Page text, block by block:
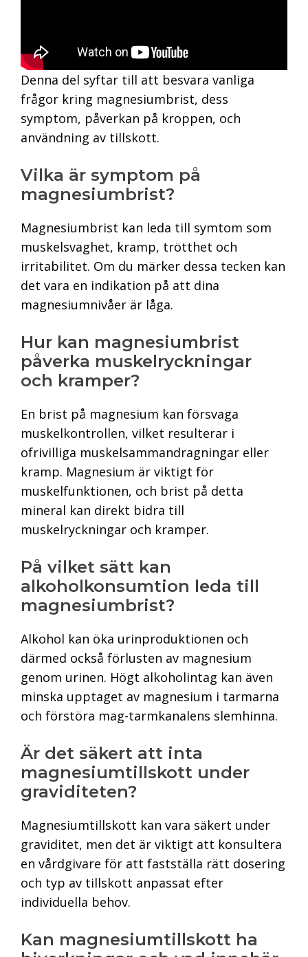
Denna del syftar till att besvara vanliga
frågor kring magnesiumbrist, dess
symptom, påverkan på kroppen, och
användning av tillskott.
Vilka är symptom på
magnesiumbrist?
Magnesiumbrist kan leda till symtom som
muskelsvaghet, kramp, trötthet och
irritabilitet. Om du märker dessa tecken kan
det vara en indikation på att dina
magnesiumnivåer är låga.
Hur kan magnesiumbrist
påverka muskelryckningar
och kramper?
En brist på magnesium kan försvaga
muskelkontrollen, vilket resulterar i
ofrivilliga muskelsammandragningar eller
kramp. Magnesium är viktigt för
muskelfunktionen, och brist på detta
mineral kan direkt bidra till
muskelryckningar och kramper.
På vilket sätt kan
alkoholkonsumtion leda till
magnesiumbrist?
Alkohol kan öka urinproduktionen och
därmed också förlusten av magnesium
genom urinen. Högt alkoholintag kan även
minska upptaget av magnesium i tarmarna
och förstöra mag-tarmkanalens slemhinna.
Är det säkert att inta
magnesiumtillskott under
graviditeten?
Magnesiumtillskott kan vara säkert under
graviditet, men det är viktigt att konsultera
en vårdgivare för att fastställa rätt dosering
och typ av tillskott anpassat efter
individuella behov.
Kan magnesiumtillskott ha